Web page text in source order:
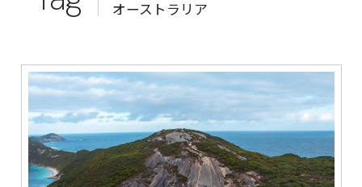
オーストラリア